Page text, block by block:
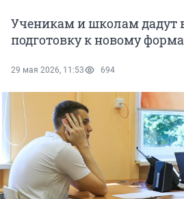
Ученикам и школам дадут
подготовку к новому
29 мая 2026, 11:53 694